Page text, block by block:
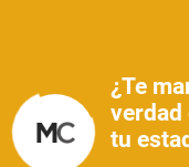
¿Te
tu